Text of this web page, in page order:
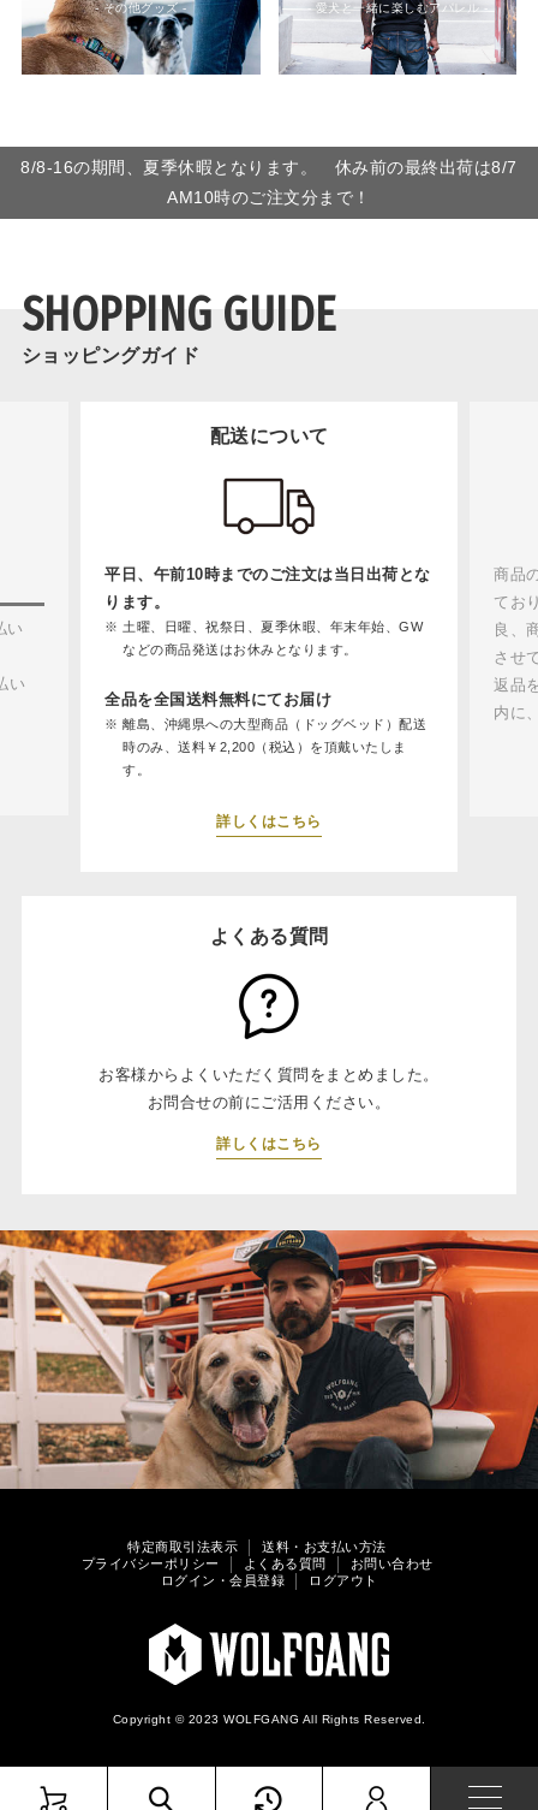
- その他グッズ - - 愛犬と一緒に楽しむアパレル -
8/8-16の期間、夏季休暇となります。 休み前の最終出荷は8/7
AM10時のご注文分まで！
SHOPPING GUIDE
ショッピングガイド
い
い
配送について
平日、午前10時までのご注文は当日出荷とな
ります。
土曜、日曜、祝祭日、夏季休暇、年末年始、GW
などの商品発送はお休みとなります。
全品を全国送料無料にてお届け
離島、沖縄県への大型商品（ドッグベッド）配送
時のみ、送料￥2,200（税込）を頂戴いたしま
す。
詳しくはこちら
商品
てお
良、
させ
返品
内に
よくある質問
お客様からよくいただく質問をまとめました。
お問合せの前にご活用ください。
詳しくはこちら
特定商取引法表示
送料・お支払い方法
プライバシーポリシー
よくある質問
お問い合わせ
ログイン・会員登録
ログアウト
Copyright © 2023 WOLFGANG All Rights Reserved.